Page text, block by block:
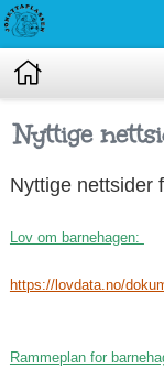
Nyttige
Nyttige nettsider
Lov om barnehagen:
https://lovdata.no/
Rammeplan for